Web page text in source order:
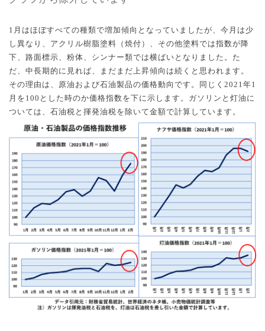
1 月はほぼすべての種類で増加傾向となっていましたが、今月は少
し異なり、アクリル樹脂塗料（焼付）、その他塗料では指数が降
下、路面標示、粉体、シンナー類では横ばいとなりました。た
だ、中長期的に見れば、まだまだ上昇傾向は続くと思われます。
その理由は、原油および石油製品の価格動向です。同じく 2021 年1
月を 100 とした時のか価格指数を下に示します。ガソリンと灯油に
ついては、石油税と揮発油税を除いて金額で計算しています。